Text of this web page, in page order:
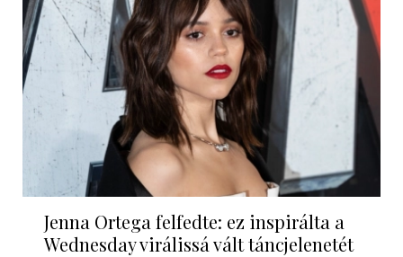
Jenna Ortega felfedte: ez inspirálta a
Wednesday virálissá vált táncjelenetét